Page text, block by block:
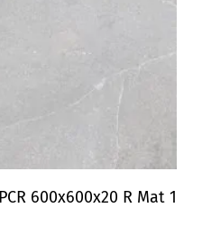
600x600x20 R Mat 1